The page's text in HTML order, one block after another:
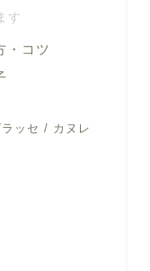
・コツ
ッセ / カヌレ